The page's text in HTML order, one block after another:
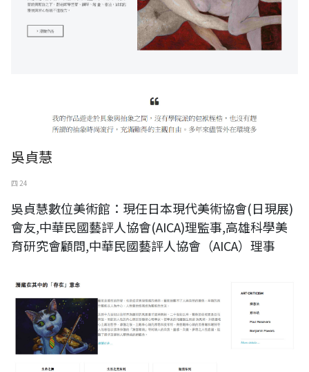
吳貞慧
四 24
吳貞慧數位美術館：現任日本現代美術協會(日現展)
會友,中華民國藝評人協會(AICA)理監事,高雄科學美
育研究會顧問,中華民國藝評人協會（AICA）理事